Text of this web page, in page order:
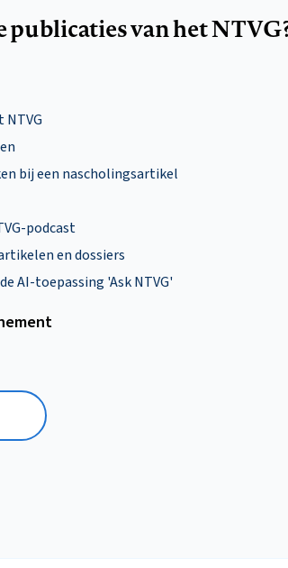
van het
NTVG
bij een nascholingsartikel
podcast
en dossiers
AI-toepassing 'Ask NTVG'